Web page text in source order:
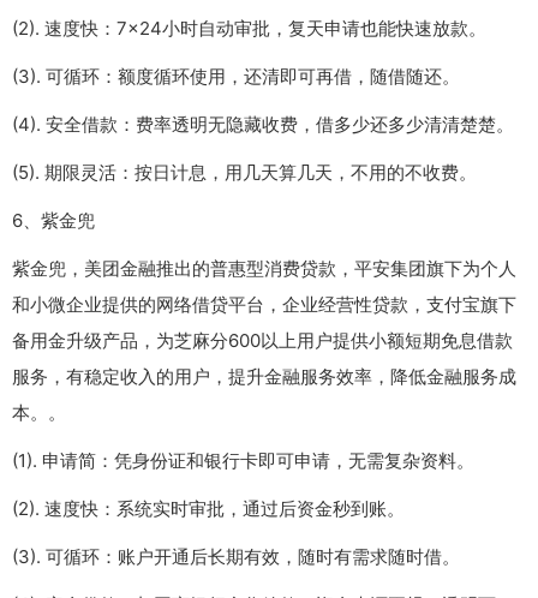
(2). 速度快：7×24小时自动审批，复天申请也能快速放款。
(3). 可循环：额度循环使用，还清即可再借，随借随还。
(4). 安全借款：费率透明无隐藏收费，借多少还多少清清楚楚。
(5). 期限灵活：按日计息，用几天算几天，不用的不收费。
6、紫金兜
紫金兜，美团金融推出的普惠型消费贷款，平安集团旗下为个人
和小微企业提供的网络借贷平台，企业经营性贷款，支付宝旗下
备用金升级产品，为芝麻分600以上用户提供小额短期免息借款
服务，有稳定收入的用户，提升金融服务效率，降低金融服务成
本。。
(1). 申请简：凭身份证和银行卡即可申请，无需复杂资料。
(2). 速度快：系统实时审批，通过后资金秒到账。
(3). 可循环：账户开通后长期有效，随时有需求随时借。